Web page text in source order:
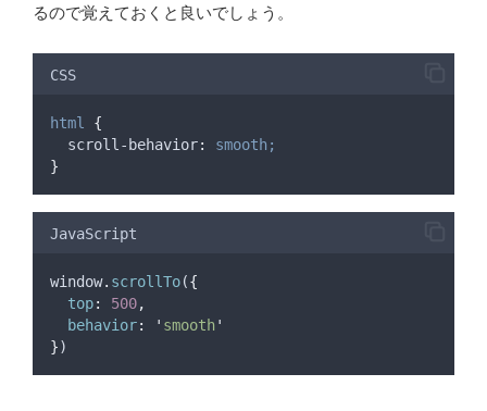
るので覚えておくと良いでしょう。
CSS
html
{
scroll-behavior:
smooth;
}
JavaScript
window. scrollTo({
top: 500,
behavior: ' smooth'
})